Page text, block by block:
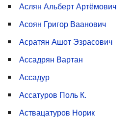
Аслян Альберт Артёмович
Асоян Григор Ваанович
Асратян Ашот Эзрасович
Ассадрян Вартан
Ассадур
Ассатуров Поль К.
Аствацатуров Норик